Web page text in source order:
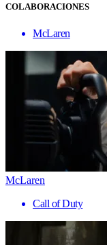
COLABORACIONES
McLaren
McLaren
Call of Duty